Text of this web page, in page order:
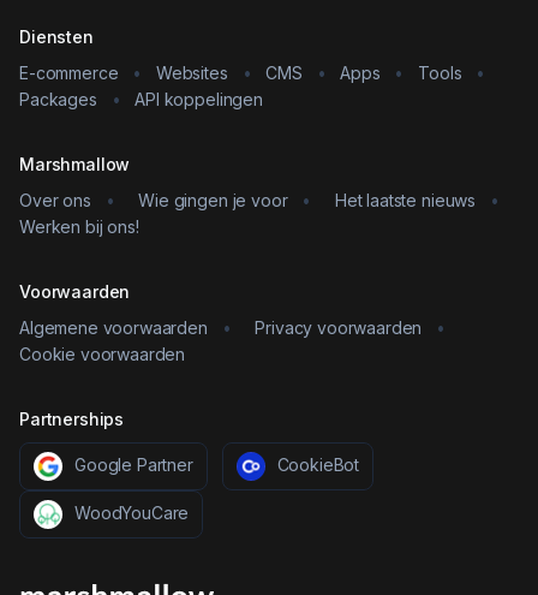
Diensten
E-commerce
• Websites • CMS • Apps • Tools
•
Packages
• API koppelingen
Marshmallow
Over ons
• Wie gingen je voor • Het laatste nieuws
•
Werken bij ons!
Voorwaarden
Algemene voorwaarden
• Privacy voorwaarden
•
Cookie voorwaarden
Partnerships
Google Partner CookieBot
WoodYouCare